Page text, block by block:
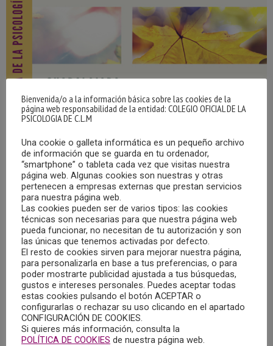
CHARLA: “CONEXIÓN ENTRE EL MEDIO
AMBIENTE Y NUESTRA SALUD PSICOLÓGICA”
EN AZUQUECA DE HENARES (GUADALAJARA)
20/02/2025
Dentro de las actividades programadas por el Colegio
Oficial de Psicología de Castilla-La Mancha con motivo del
Día de la Psicología, el jueves 27 de febrero tendrá lugar en
el Centro de Ocio “Río Henares”, en Azuqueca de Henares
(Guadalajara), la charla: “Conexión entre el Medio
Ambiente y nuestra Salud Psicológica”.
Bienvenida/o a la información básica sobre las cookies de la
página web responsabilidad de la entidad: COLEGIO OFICIAL DE LA
PSICOLOGIA DE C.L.M
Una cookie o galleta informática es un pequeño archivo
de información que se guarda en tu ordenador,
“smartphone” o tableta cada vez que visitas nuestra
página web. Algunas cookies son nuestras y otras
pertenecen a empresas externas que prestan servicios
para nuestra página web.
Las cookies pueden ser de varios tipos: las cookies
técnicas son necesarias para que nuestra página web
pueda funcionar, no necesitan de tu autorización y son
las únicas que tenemos activadas por defecto.
El resto de cookies sirven para mejorar nuestra página,
para personalizarla en base a tus preferencias, o para
poder mostrarte publicidad ajustada a tus búsquedas,
gustos e intereses personales. Puedes aceptar todas
estas cookies pulsando el botón ACEPTAR o
configurarlas o rechazar su uso clicando en el apartado
CONFIGURACIÓN DE COOKIES.
Si quieres más información, consulta la
POLÍTICA DE COOKIES de nuestra página web.